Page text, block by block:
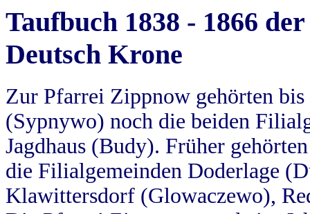
Taufbuch 1838 - 1866
Deutsch Krone
Zur Pfarrei Zippnow gehörten
(Sypnywo) noch die beiden
Jagdhaus (Budy). Früher
die Filialgemeinden Doderlage
Klawittersdorf (Glowaczewo),